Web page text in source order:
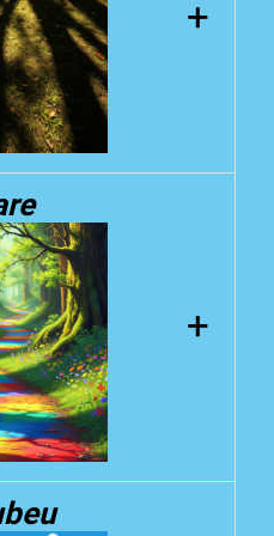
+
unui copac. Când
blochează o
un loc mai
Acel loc întunecat+